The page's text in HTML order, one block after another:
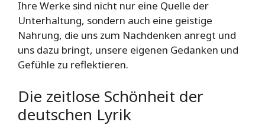
Ihre Werke sind nicht nur eine Quelle der
Unterhaltung, sondern auch eine geistige
Nahrung, die uns zum Nachdenken anregt und
uns dazu bringt, unsere eigenen Gedanken und
Gefühle zu reflektieren.
Die zeitlose Schönheit der
deutschen Lyrik